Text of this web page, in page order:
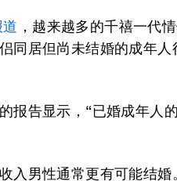
，越来越多的千禧一代
同居但尚未结婚的成年
报告显示，“已婚成年人
入男性通常更有可能结